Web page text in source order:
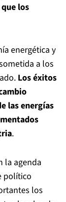
los
energética y
a los
Los éxitos
las energías
.
la agenda
político
los